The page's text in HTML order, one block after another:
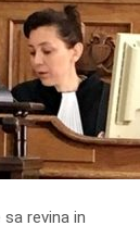
revina in